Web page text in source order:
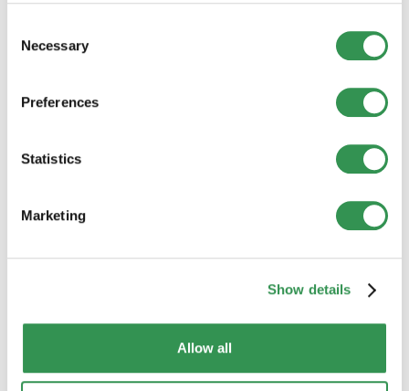
Selection
Necessary
Preferences
Statistics
Marketing
Show details
Allow all
coordinamento fino alla completa costituzione.
Approfondimenti, storie di successo ispirate e